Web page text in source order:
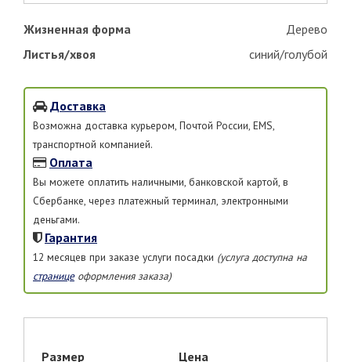
Жизненная форма
Дерево
Листья/хвоя
синий/голубой
Доставка
Возможна доставка курьером, Почтой России, EMS,
транспортной компанией.
Оплата
Вы можете оплатить наличными, банковской картой, в
Сбербанке, через платежный терминал, электронными
деньгами.
Гарантия
12 месяцев при заказе услуги посадки (услуга доступна на
страницеоформления заказа)
Размер Цена